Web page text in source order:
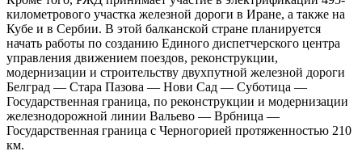
километрового участка железной дороги в Иране, а также на
Кубе и в Сербии. В этой балканской стране планируется
начать работы по созданию Единого диспетчерского центра
управления движением поездов, реконструкции,
модернизации и строительству двухпутной железной дороги
Белград — Стара Пазова — Нови Сад — Суботица —
Государственная граница, по реконструкции и модернизации
железнодорожной линии Вальево — Врбница —
Государственная граница с Черногорией протяженностью 210
км.